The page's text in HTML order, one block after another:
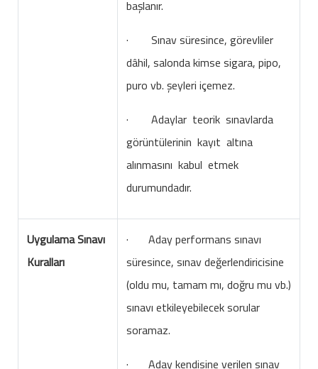
başlanır.
· Sınav süresince, görevliler
dâhil, salonda kimse sigara, pipo,
puro vb. şeyleri içemez.
· Adaylar teorik sınavlarda
görüntülerinin kayıt altına
alınmasını kabul etmek
durumundadır.
Uygulama Sınavı
Kuralları
· Aday performans sınavı
süresince, sınav değerlendiricisine
(oldu mu, tamam mı, doğru mu vb.)
sınavı etkileyebilecek sorular
soramaz.
· Aday kendisine verilen sınav